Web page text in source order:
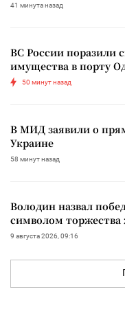
41 минута назад
ВС России поразили
имущества в порту
50 минут назад
В МИД заявили о
Украине
58 минут назад
Володин назвал
символом
9 августа 2026, 09:16